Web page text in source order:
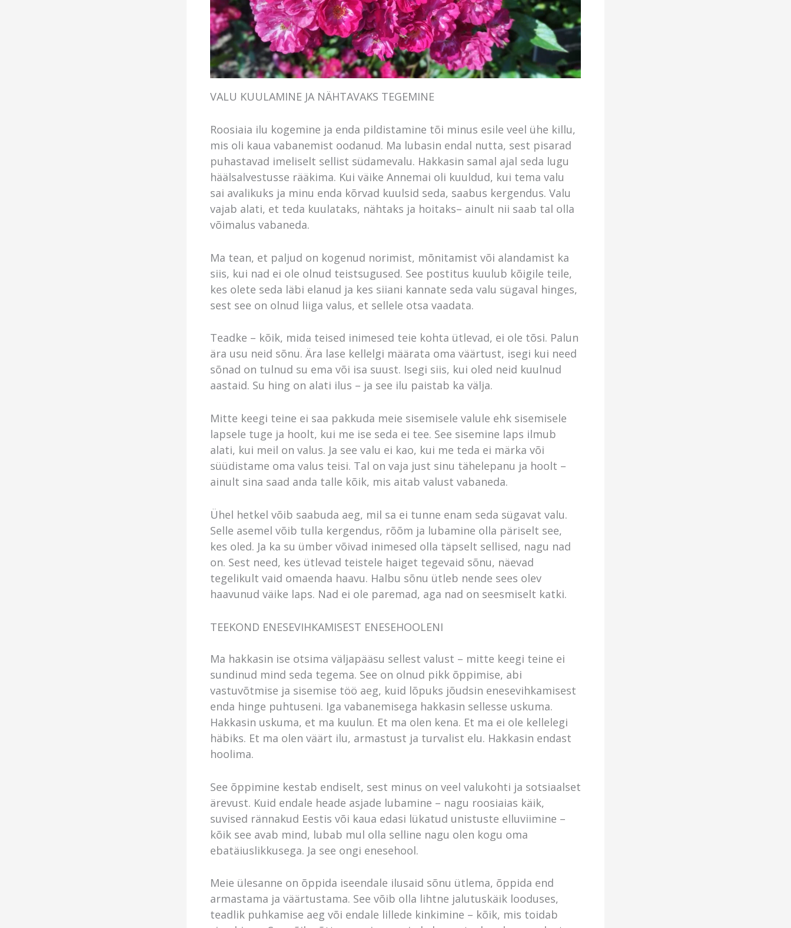
VALU KUULAMINE JA NÄHTAVAKS TEGEMINE
Roosiaia ilu kogemine ja enda pildistamine tõi minus esile veel ühe killu,
mis oli kaua vabanemist oodanud. Ma lubasin endal nutta, sest pisarad
puhastavad imeliselt sellist südamevalu. Hakkasin samal ajal seda lugu
häälsalvestusse rääkima. Kui väike Annemai oli kuuldud, kui tema valu
sai avalikuks ja minu enda kõrvad kuulsid seda, saabus kergendus. Valu
vajab alati, et teda kuulataks, nähtaks ja hoitaks– ainult nii saab tal olla
võimalus vabaneda.
Ma tean, et paljud on kogenud norimist, mõnitamist või alandamist ka
siis, kui nad ei ole olnud teistsugused. See postitus kuulub kõigile teile,
kes olete seda läbi elanud ja kes siiani kannate seda valu sügaval hinges,
sest see on olnud liiga valus, et sellele otsa vaadata.
Teadke – kõik, mida teised inimesed teie kohta ütlevad, ei ole tõsi. Palun
ära usu neid sõnu. Ära lase kellelgi määrata oma väärtust, isegi kui need
sõnad on tulnud su ema või isa suust. Isegi siis, kui oled neid kuulnud
aastaid. Su hing on alati ilus – ja see ilu paistab ka välja.
Mitte keegi teine ei saa pakkuda meie sisemisele valule ehk sisemisele
lapsele tuge ja hoolt, kui me ise seda ei tee. See sisemine laps ilmub
alati, kui meil on valus. Ja see valu ei kao, kui me teda ei märka või
süüdistame oma valus teisi. Tal on vaja just sinu tähelepanu ja hoolt –
ainult sina saad anda talle kõik, mis aitab valust vabaneda.
Ühel hetkel võib saabuda aeg, mil sa ei tunne enam seda sügavat valu.
Selle asemel võib tulla kergendus, rõõm ja lubamine olla päriselt see,
kes oled. Ja ka su ümber võivad inimesed olla täpselt sellised, nagu nad
on. Sest need, kes ütlevad teistele haiget tegevaid sõnu, näevad
tegelikult vaid omaenda haavu. Halbu sõnu ütleb nende sees olev
haavunud väike laps. Nad ei ole paremad, aga nad on seesmiselt katki.
TEEKOND ENESEVIHKAMISEST ENESEHOOLENI
Ma hakkasin ise otsima väljapääsu sellest valust – mitte keegi teine ei
sundinud mind seda tegema. See on olnud pikk õppimise, abi
vastuvõtmise ja sisemise töö aeg, kuid lõpuks jõudsin enesevihkamisest
enda hinge puhtuseni. Iga vabanemisega hakkasin sellesse uskuma.
Hakkasin uskuma, et ma kuulun. Et ma olen kena. Et ma ei ole kellelegi
häbiks. Et ma olen väärt ilu, armastust ja turvalist elu. Hakkasin endast
hoolima.
See õppimine kestab endiselt, sest minus on veel valukohti ja sotsiaalset
ärevust. Kuid endale heade asjade lubamine – nagu roosiaias käik,
suvised rännakud Eestis või kaua edasi lükatud unistuste elluviimine –
kõik see avab mind, lubab mul olla selline nagu olen kogu oma
ebatäiuslikkusega. Ja see ongi enesehool.
Meie ülesanne on õppida iseendale ilusaid sõnu ütlema, õppida end
armastama ja väärtustama. See võib olla lihtne jalutuskäik looduses,
teadlik puhkamise aeg või endale lillede kinkimine – kõik, mis toidab